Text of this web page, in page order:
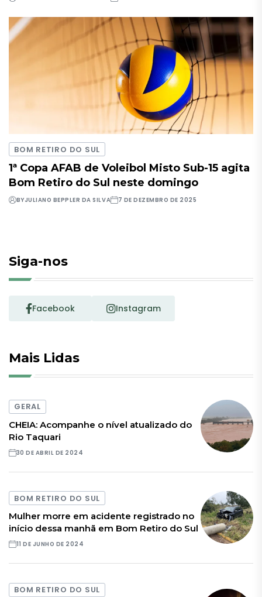
BOM RETIRO DO SUL
1ª Copa AFAB de Voleibol Misto Sub-15 agita
Bom Retiro do Sul neste domingo
BYJULIANO BEPPLER DA SILVA 7 DE DEZEMBRO DE 2025
Siga-nos
Facebook Instagram
Mais Lidas
GERAL
CHEIA: Acompanhe o nível atualizado do
Rio Taquari
30 DE ABRIL DE 2024
BOM RETIRO DO SUL
Mulher morre em acidente registrado no
início dessa manhã em Bom Retiro do Sul
11 DE JUNHO DE 2024
BOM RETIRO DO SUL